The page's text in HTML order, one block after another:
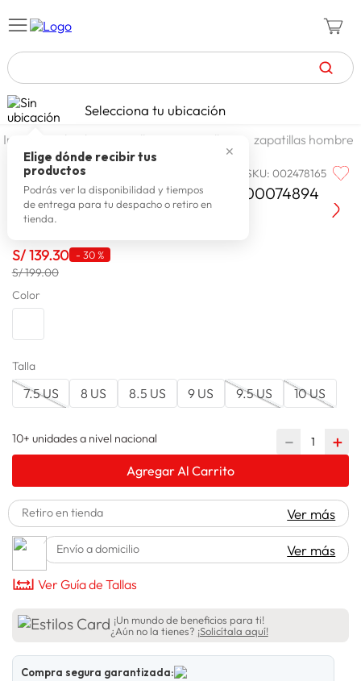
TÉRMINOS MÁS BUSCADOS
1. celulares
2. zapatillas mujer
3. zapatillas hombre
4. moda
6. tv
7.
10. spiderman
Selecciona tu ubicación
✕
Elige dónde recibir tus
productos
Podrás ver la disponibilidad y tiempos
de entrega para tu despacho o retiro en
tienda.
calzado y zapatillas zapatillas zapatillas hombre
REEBOK SKU:002478165
Reebok Zapatilla Hombre Lite 4 100074894
S/139.30 - 30 %
S/ 199.00
Color
Talla
7.5 US 8 US 8.5 US 9 US 9.5 US 10 US
10+ unidades a nivel nacional ＋
－
Agregar Al Carrito
Retiro en tienda Ver más
Envío a domicilio Ver más
Ver Guía de Tallas
¡Un mundo de beneficios para ti!
¿Aún no la tienes? ¡Solicítala aquí!
Compra segura garantizada: